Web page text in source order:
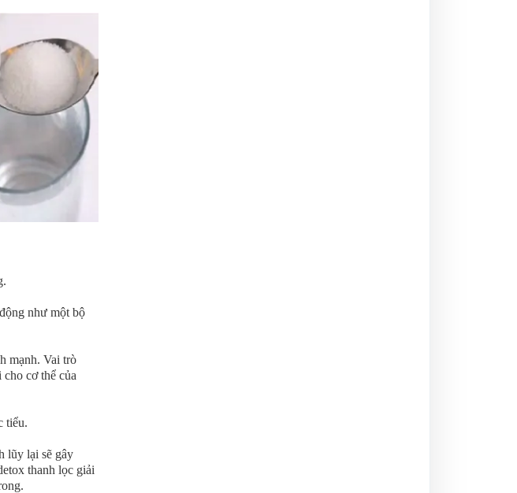
như một bộ
mạnh. Vai trò
cơ thể của
tiểu.
lũy lại sẽ gây
thanh lọc giải